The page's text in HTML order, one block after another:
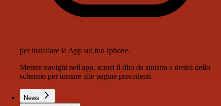
per installare la App sul tuo Iphone.
Mentre navighi nell'app, scorri il dito da sinistra a destra dello
schermo per tornare alle pagine precedenti
News